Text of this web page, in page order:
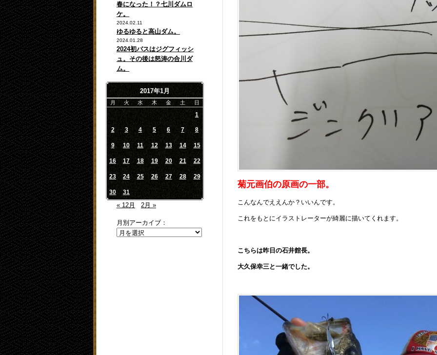
春になった！？七川ダムロ
ケ。
2024.02.11
ゆるゆると高山ダム。
2024.01.28
2024初バスはジグフィッシ
ュ。その後は怒涛の合川ダ
ム。
2017年1月
月 火 水 木 金 土 日
1
2 3 4 5 6 7 8
9 10 11 12 13 14 15
16 17 18 19 20 21 22
23 24 25 26 27 28 29
30 31
« 12月 2月 »
月別アーカイブ：
菊元画伯の原画の一部。
こんなんでええんか？いいんです。
これをもとにイラストレーターが綺麗に描いてくれます。
こちらは昨日の石井館長。
大久保幸三と一緒でした。